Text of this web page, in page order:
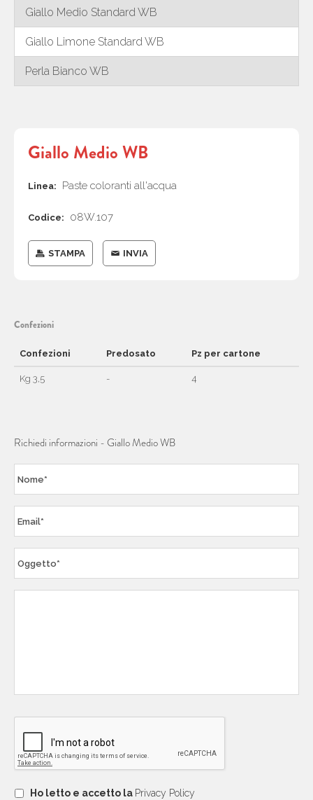
Giallo Medio Standard WB
Giallo Limone Standard WB
Perla Bianco WB
Giallo Medio WB
Linea: Paste coloranti all'acqua
Codice: 08W.107
STAMPA INVIA
Confezioni
Confezioni Predosato Pz per cartone
Kg 3,5 - 4
Richiedi informazioni - Giallo Medio WB
Ho letto e accetto la Privacy Policy